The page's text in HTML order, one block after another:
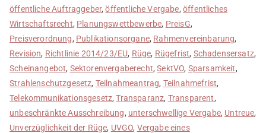
öffentliche Auftraggeber,öffentliche Vergabe,öffentliches
Wirtschaftsrecht, Planungswettbewerbe, PreisG,
Preisverordnung, Publikationsorgane, Rahmenvereinbarung,
Revision, Richtlinie 2014/23/EU, Rüge, Rügefrist, Schadensersatz,
Scheinangebot, Sektorenvergaberecht,SektVO, Sparsamkeit,
Strahlenschutzgesetz, Teilnahmeantrag, Teilnahmefrist,
Telekommunikationsgesetz,Transparanz, Transparent,
unbeschränkte Ausschreibung, unterschwellige Vergabe, Untreue,
Unverzüglichkeit der Rüge, UVGO, Vergabe eines